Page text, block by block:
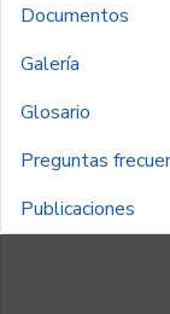
Documentos
Galería
Glosario
Preguntas
Publicaciones